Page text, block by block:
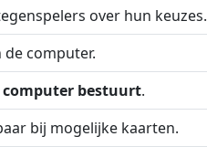
over hun keuzes.
computer.
computer bestuurt.
bij mogelijke kaarten.